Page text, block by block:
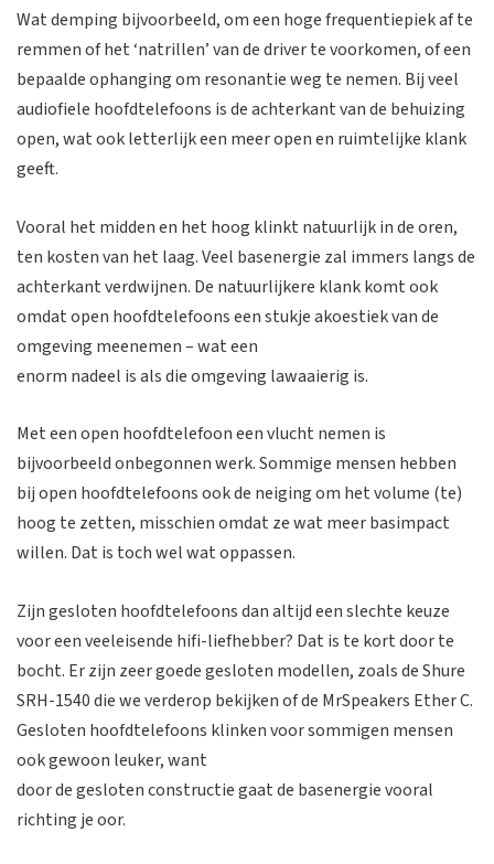
Wat demping bijvoorbeeld, om een hoge frequentiepiek af te
remmen of het ‘natrillen’ van de driver te voorkomen, of een
bepaalde ophanging om resonantie weg te nemen. Bij veel
audiofiele hoofdtelefoons is de achterkant van de behuizing
open, wat ook letterlijk een meer open en ruimtelijke klank
geeft.
Vooral het midden en het hoog klinkt natuurlijk in de oren,
ten kosten van het laag. Veel basenergie zal immers langs de
achterkant verdwijnen. De natuurlijkere klank komt ook
omdat open hoofdtelefoons een stukje akoestiek van de
omgeving meenemen – wat een
enorm nadeel is als die omgeving lawaaierig is.
Met een open hoofdtelefoon een vlucht nemen is
bijvoorbeeld onbegonnen werk. Sommige mensen hebben
bij open hoofdtelefoons ook de neiging om het volume (te)
hoog te zetten, misschien omdat ze wat meer basimpact
willen. Dat is toch wel wat oppassen.
Zijn gesloten hoofdtelefoons dan altijd een slechte keuze
voor een veeleisende hifi-liefhebber? Dat is te kort door te
bocht. Er zijn zeer goede gesloten modellen, zoals de Shure
SRH-1540 die we verderop bekijken of de MrSpeakers Ether C.
Gesloten hoofdtelefoons klinken voor sommigen mensen
ook gewoon leuker, want
door de gesloten constructie gaat de basenergie vooral
richting je oor.